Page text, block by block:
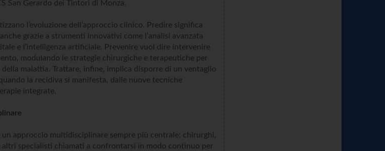
San Gerardo dei Tintori di Monza.
l’evoluzione dell’approccio clinico. Predire significa
grazie a strumenti innovativi come l’analisi avanzata
e l’intelligenza artificiale. Prevenire vuol dire intervenire
modulando le strategie chirurgiche e terapeutiche per
malattia. Trattare, infine, implica disporre di un ventaglio
la recidiva si manifesta, dalle nuove tecniche
integrate.
un approccio multidisciplinare sempre più centrale: chirurghi,
specialisti chiamati a confrontarsi in modo continuo per